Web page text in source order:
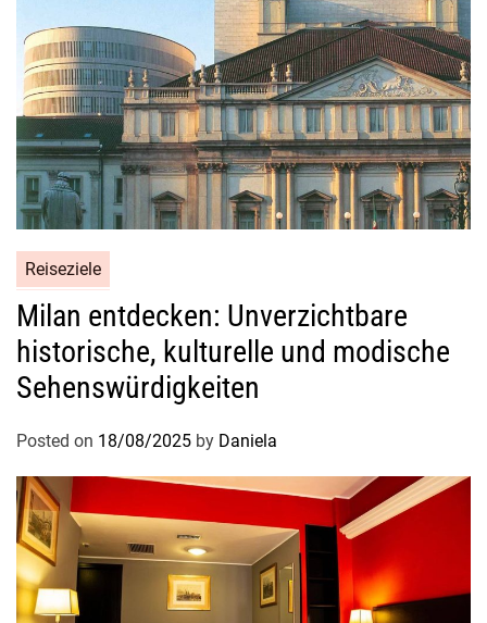
Reiseziele
Milan entdecken: Unverzichtbare
historische, kulturelle und modische
Sehenswürdigkeiten
Posted on 18/08/2025 by Daniela